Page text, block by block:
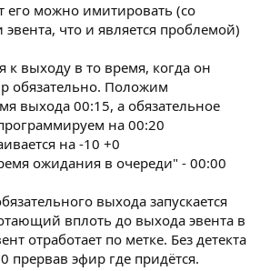
можно имитировать (со
что и является проблемой)
к выходу в то время, когда он
обязательно. Положим
выхода 00:15, а обязательное
на 00:20
на -10 +0
ожидания в очереди" - 00:00
выхода запускается
вплоть до выхода эвента в
отработает по метке. Без детекта
прервав эфир где придётся.